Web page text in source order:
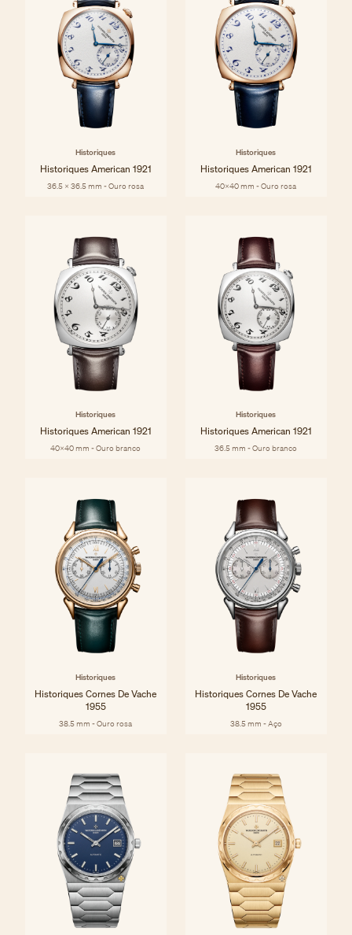
Historiques
Historiques American 1921
36.5 x 36.5 mm - Ouro rosa
Historiques
Historiques American 1921
40x40 mm - Ouro rosa
Historiques
Historiques American 1921
40x40 mm - Ouro branco
Historiques
Historiques American 1921
36.5 mm - Ouro branco
Historiques
Historiques Cornes De Vache
1955
38.5 mm - Ouro rosa
Historiques
Historiques Cornes De Vache
1955
38.5 mm - Aço